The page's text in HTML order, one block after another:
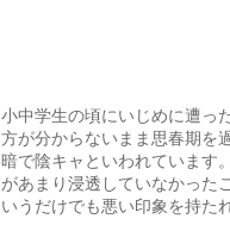
小中学生の頃にいじめに遭っ
方が分からないまま思春期を
暗で陰キャといわれています
があまり浸透していなかった
いうだけでも悪い印象を持た